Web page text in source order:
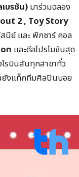
บรชัน) มาร่วมฉลอง
2 , Toy Story
นีย์ และ พิกซาร์ คอล
และดีลโปรโมชันสุด
รบินสันทุกสาขาทั่ว
ยังแท็กทีมศิลปินบอย